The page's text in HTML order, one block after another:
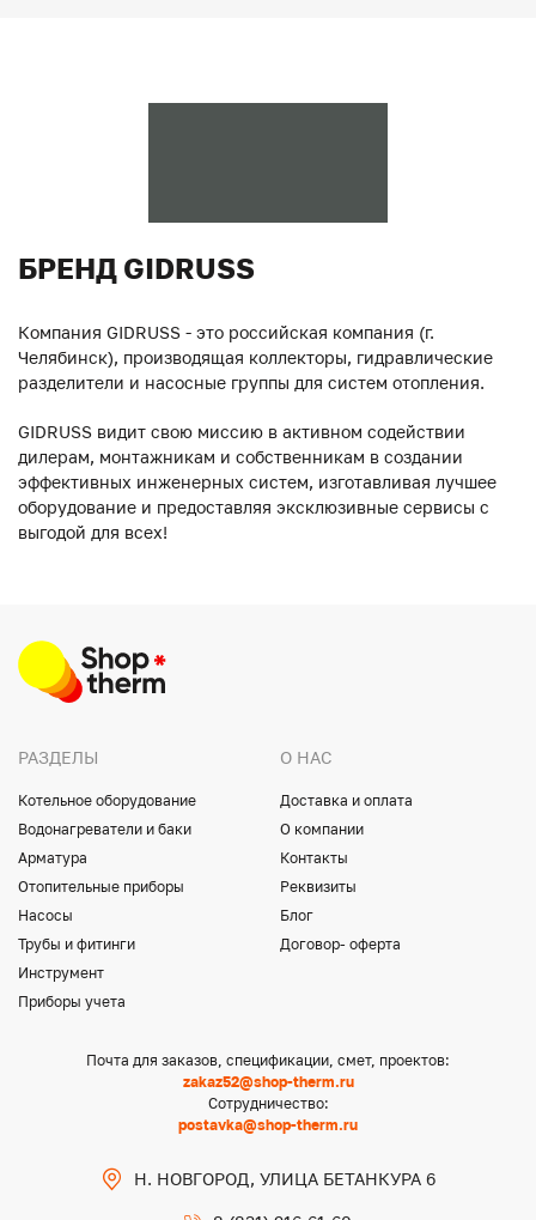
БРЕНД GIDRUSS
Компания GIDRUSS - это российская компания (г.
Челябинск), производящая коллекторы, гидравлические
разделители и насосные группы для систем отопления.
GIDRUSS видит свою миссию в активном содействии
дилерам, монтажникам и собственникам в создании
эффективных инженерных систем, изготавливая лучшее
оборудование и предоставляя эксклюзивные сервисы с
выгодой для всех!
РАЗДЕЛЫ
Котельное оборудование
Водонагреватели и баки
Арматура
Отопительные приборы
Насосы
Трубы и фитинги
Инструмент
Приборы учета
О НАС
Доставка и оплата
О компании
Контакты
Реквизиты
Блог
Договор- оферта
Почта для заказов, спецификации, смет, проектов:
zakaz52@shop-therm.ru
Сотрудничество:
postavka@shop-therm.ru
Н. НОВГОРОД, УЛИЦА БЕТАНКУРА 6